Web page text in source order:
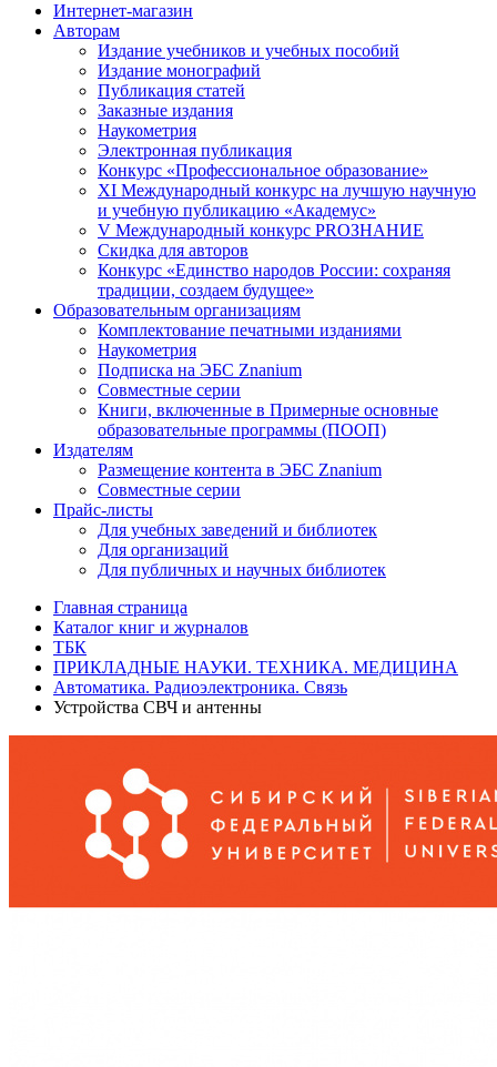
Интернет-магазин
Авторам
Издание учебников и учебных пособий
Издание монографий
Публикация статей
Заказные издания
Наукометрия
Электронная публикация
Конкурс «Профессиональное образование»
XI Международный конкурс на лучшую научную
и учебную публикацию «Академус»
V Международный конкурс PROЗНАНИЕ
Скидка для авторов
Конкурс «Единство народов России: сохраняя
традиции, создаем будущее»
Образовательным организациям
Комплектование печатными изданиями
Наукометрия
Подписка на ЭБС Znanium
Совместные серии
Книги, включенные в Примерные основные
образовательные программы (ПООП)
Издателям
Размещение контента в ЭБС Znanium
Совместные серии
Прайс-листы
Для учебных заведений и библиотек
Для организаций
Для публичных и научных библиотек
Главная страница
Каталог книг и журналов
ТБК
ПРИКЛАДНЫЕ НАУКИ. ТЕХНИКА. МЕДИЦИНА
Автоматика. Радиоэлектроника. Связь
Устройства СВЧ и антенны